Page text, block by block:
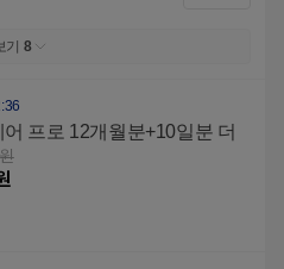
8
프로 12개월분+10일분 더
원